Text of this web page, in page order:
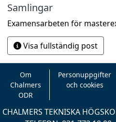
Samlingar
Examensarbeten för
Visa fullständig post
Om
Chalmers
ODR
Personuppgifter
och cookies
CHALMERS TEKNISKA